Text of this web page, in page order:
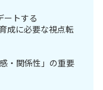
ートする
成に必要な視点転
・関係性」の重要